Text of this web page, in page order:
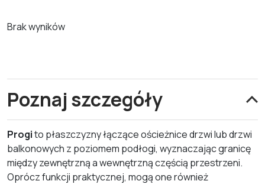
Brak wyników
Poznaj szczegóły
Progito płaszczyzny łączące ościeżnice drzwi lub drzwi
balkonowych z poziomem podłogi, wyznaczając granicę
między zewnętrzną a wewnętrzną częścią przestrzeni.
Oprócz funkcji praktycznej, mogą one również